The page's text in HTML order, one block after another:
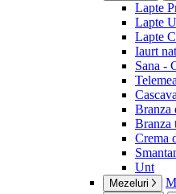
Lapte
Lapte
Lapte
Iaurt
Sana -
Branza
Branza
Crema
Unt
Mezeluri